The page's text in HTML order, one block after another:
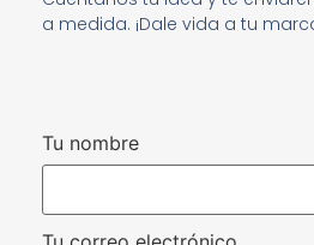
a medida. ¡Dale vida a tu
Tu nombre